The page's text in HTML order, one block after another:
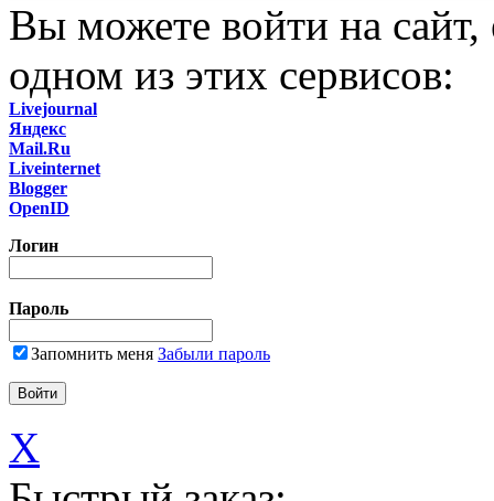
Вы можете войти на сайт,
одном из этих сервисов:
Livejournal
Яндекс
Mail.Ru
Liveinternet
Blogger
OpenID
Логин
Пароль
Запомнить меня Забыли пароль
X